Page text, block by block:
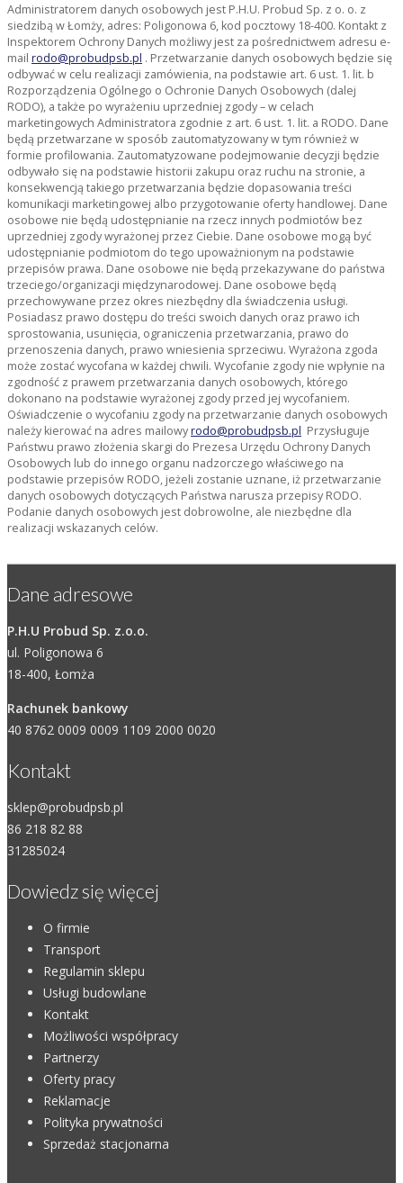
Administratorem danych osobowych jest P.H.U. Probud Sp. z o. o. z
siedzibą w Łomży, adres: Poligonowa 6, kod pocztowy 18-400. Kontakt z
Inspektorem Ochrony Danych możliwy jest za pośrednictwem adresu e-
mail rodo@probudpsb.pl . Przetwarzanie danych osobowych będzie się
odbywać w celu realizacji zamówienia, na podstawie art. 6 ust. 1. lit. b
Rozporządzenia Ogólnego o Ochronie Danych Osobowych (dalej
RODO), a także po wyrażeniu uprzedniej zgody – w celach
marketingowych Administratora zgodnie z art. 6 ust. 1. lit. a RODO. Dane
będą przetwarzane w sposób zautomatyzowany w tym również w
formie profilowania. Zautomatyzowane podejmowanie decyzji będzie
odbywało się na podstawie historii zakupu oraz ruchu na stronie, a
konsekwencją takiego przetwarzania będzie dopasowania treści
komunikacji marketingowej albo przygotowanie oferty handlowej. Dane
osobowe nie będą udostępnianie na rzecz innych podmiotów bez
uprzedniej zgody wyrażonej przez Ciebie. Dane osobowe mogą być
udostępnianie podmiotom do tego upoważnionym na podstawie
przepisów prawa. Dane osobowe nie będą przekazywane do państwa
trzeciego/organizacji międzynarodowej. Dane osobowe będą
przechowywane przez okres niezbędny dla świadczenia usługi.
Posiadasz prawo dostępu do treści swoich danych oraz prawo ich
sprostowania, usunięcia, ograniczenia przetwarzania, prawo do
przenoszenia danych, prawo wniesienia sprzeciwu. Wyrażona zgoda
może zostać wycofana w każdej chwili. Wycofanie zgody nie wpłynie na
zgodność z prawem przetwarzania danych osobowych, którego
dokonano na podstawie wyrażonej zgody przed jej wycofaniem.
Oświadczenie o wycofaniu zgody na przetwarzanie danych osobowych
należy kierować na adres mailowyrodo@probudpsb.pl Przysługuje
Państwu prawo złożenia skargi do Prezesa Urzędu Ochrony Danych
Osobowych lub do innego organu nadzorczego właściwego na
podstawie przepisów RODO, jeżeli zostanie uznane, iż przetwarzanie
danych osobowych dotyczących Państwa narusza przepisy RODO.
Podanie danych osobowych jest dobrowolne, ale niezbędne dla
realizacji wskazanych celów.
Dane adresowe
P.H.U Probud Sp. z.o.o.
ul. Poligonowa 6
18-400, Łomża
Rachunek bankowy
40 8762 0009 0009 1109 2000 0020
Kontakt
sklep@probudpsb.pl
86 218 82 88
31285024
Dowiedz się więcej
O firmie
Transport
Regulamin sklepu
Usługi budowlane
Kontakt
Możliwości współpracy
Partnerzy
Oferty pracy
Reklamacje
Polityka prywatności
Sprzedaż stacjonarna